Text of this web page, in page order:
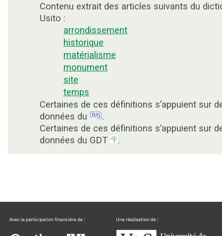
Contenu extrait des articles suivants du
Usito :
arrondissement
historique
matérialisme
monument
site
temps
Certaines de ces définitions s’appuient sur
données du
.
Certaines de ces définitions s’appuient sur
données du GDT
.